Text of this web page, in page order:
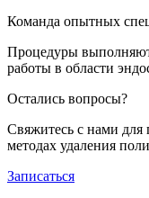
Команда опытных
Процедуры
работы в области
Остались вопросы?
Свяжитесь с нами
методах удаления
Записаться